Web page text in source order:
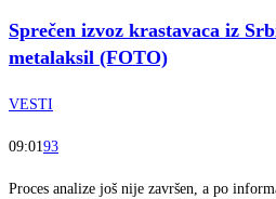
Sprečen izvoz krastavaca iz
metalaksil (FOTO)
VESTI
09:0193
Proces analize još nije završen, a po